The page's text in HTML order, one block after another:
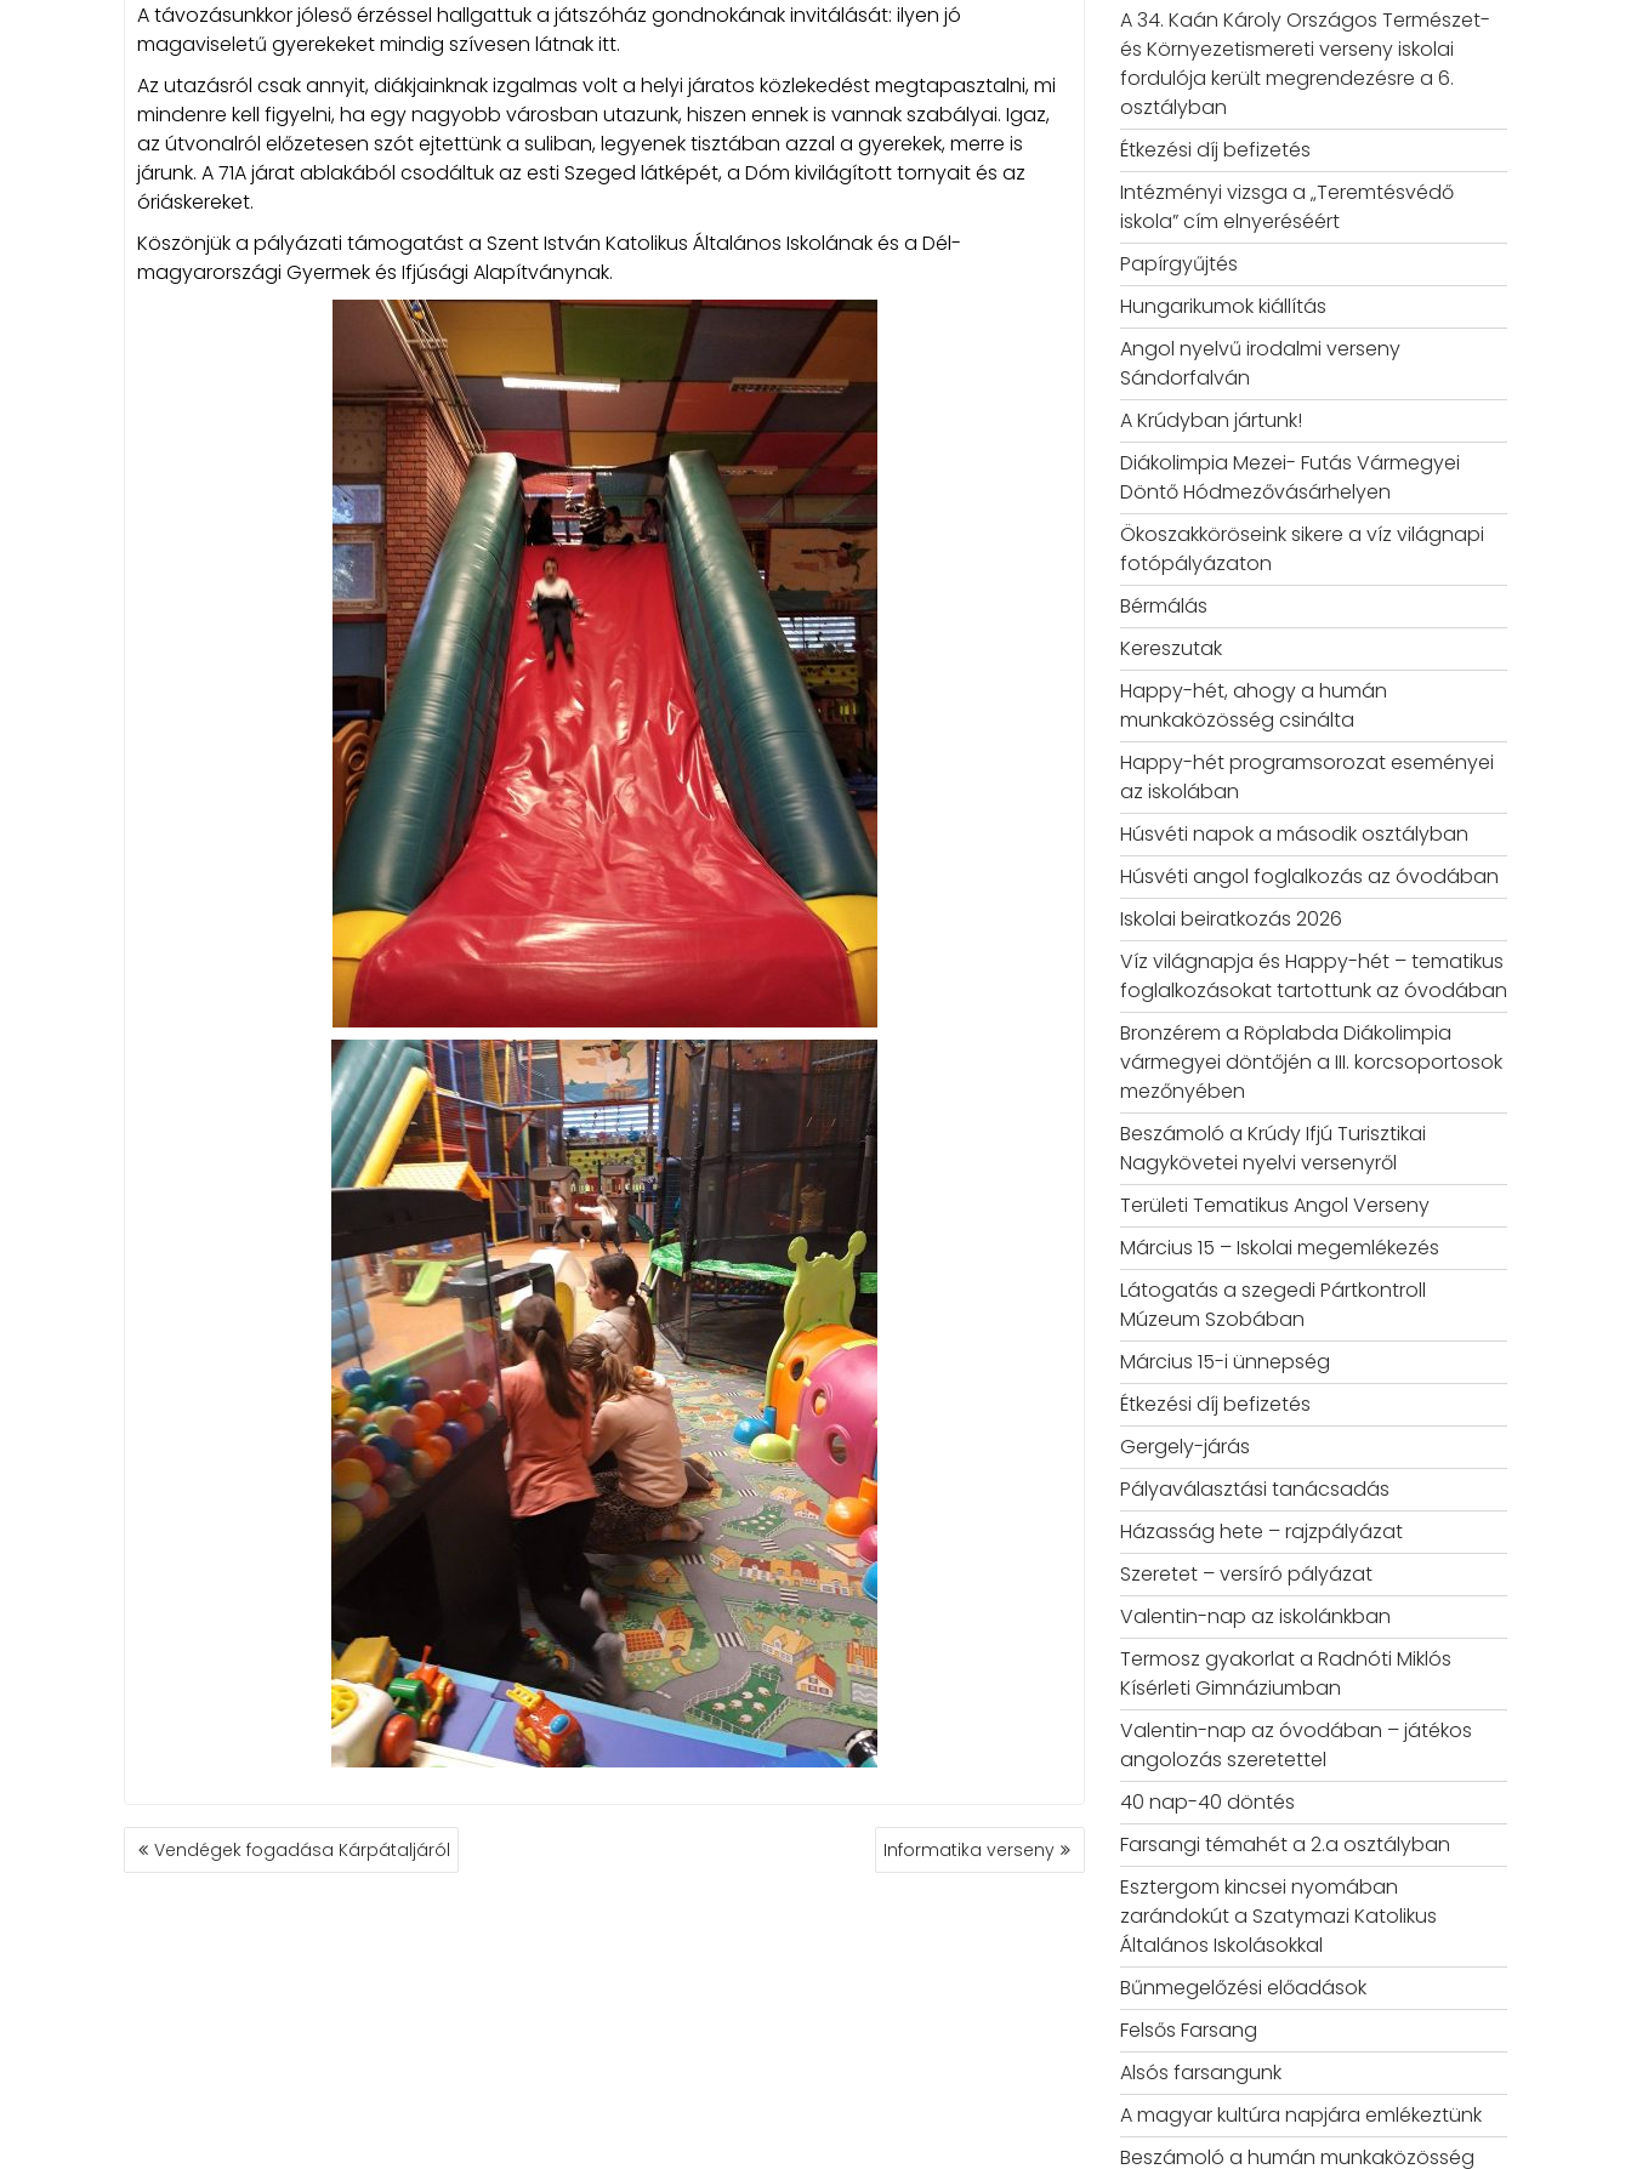
A távozásunkkor jóleső érzéssel hallgattuk a játszóház gondnokának invitálását: ilyen jó
magaviseletű gyerekeket mindig szívesen látnak itt.
Az utazásról csak annyit, diákjainknak izgalmas volt a helyi járatos közlekedést megtapasztalni, mi
mindenre kell figyelni, ha egy nagyobb városban utazunk, hiszen ennek is vannak szabályai. Igaz,
az útvonalról előzetesen szót ejtettünk a suliban, legyenek tisztában azzal a gyerekek, merre is
járunk. A 71A járat ablakából csodáltuk az esti Szeged látképét, a Dóm kivilágított tornyait és az
óriáskereket.
Köszönjük a pályázati támogatást a Szent István Katolikus Általános Iskolának és a Dél-
magyarországi Gyermek és Ifjúsági Alapítványnak.
BEJEGYZÉS
NAVIGÁCIÓ
Vendégek fogadása Kárpátaljáról Informatika verseny
A 34. Kaán Károly Országos Természet-
és Környezetismereti verseny iskolai
fordulója került megrendezésre a 6.
osztályban
Étkezési díj befizetés
Intézményi vizsga a „Teremtésvédő
iskola” cím elnyeréséért
Papírgyűjtés
Hungarikumok kiállítás
Angol nyelvű irodalmi verseny
Sándorfalván
A Krúdyban jártunk!
Diákolimpia Mezei- Futás Vármegyei
Döntő Hódmezővásárhelyen
Ökoszakköröseink sikere a víz világnapi
fotópályázaton
Bérmálás
Kereszutak
Happy-hét, ahogy a humán
munkaközösség csinálta
Happy-hét programsorozat eseményei
az iskolában
Húsvéti napok a második osztályban
Húsvéti angol foglalkozás az óvodában
Iskolai beiratkozás 2026
Víz világnapja és Happy-hét – tematikus
foglalkozásokat tartottunk az óvodában
Bronzérem a Röplabda Diákolimpia
vármegyei döntőjén a III. korcsoportosok
mezőnyében
Beszámoló a Krúdy Ifjú Turisztikai
Nagykövetei nyelvi versenyről
Területi Tematikus Angol Verseny
Március 15 – Iskolai megemlékezés
Látogatás a szegedi Pártkontroll
Múzeum Szobában
Március 15-i ünnepség
Étkezési díj befizetés
Gergely-járás
Pályaválasztási tanácsadás
Házasság hete – rajzpályázat
Szeretet – versíró pályázat
Valentin-nap az iskolánkban
Termosz gyakorlat a Radnóti Miklós
Kísérleti Gimnáziumban
Valentin-nap az óvodában – játékos
angolozás szeretettel
40 nap-40 döntés
Farsangi témahét a 2.a osztályban
Esztergom kincsei nyomában
zarándokút a Szatymazi Katolikus
Általános Iskolásokkal
Bűnmegelőzési előadások
Felsős Farsang
Alsós farsangunk
A magyar kultúra napjára emlékeztünk
Beszámoló a humán munkaközösség